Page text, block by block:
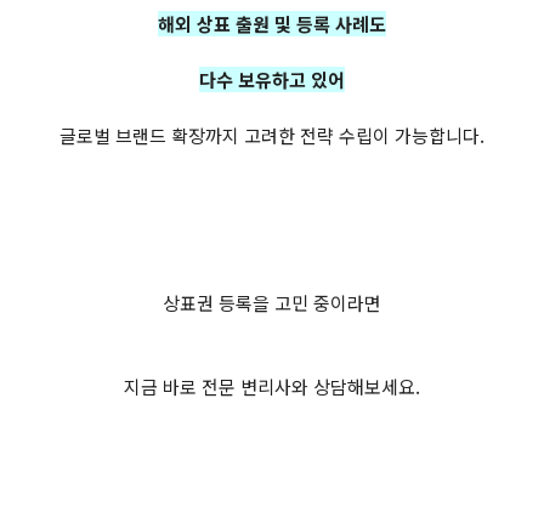
해외 상표 출원 및 등록 사례도
다수 보유하고 있어
글로벌 브랜드 확장까지 고려한 전략 수립이 가능합니다.
상표권 등록을 고민 중이라면
지금 바로 전문 변리사와 상담해보세요.